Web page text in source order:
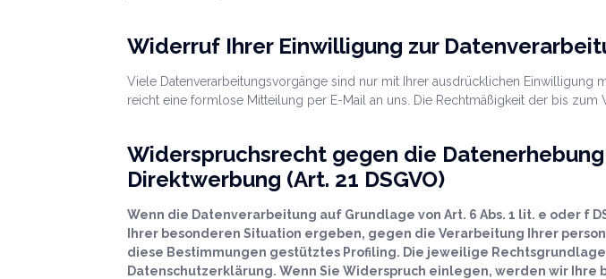
Widerruf Ihrer Einwilligung zur
Viele Datenverarbeitungsvorgänge sind nur mit Ihrer ausdrücklichen
reicht eine formlose Mitteilung per E-Mail an uns. Die Rechtmäßigkeit der bis
Widerspruchsrecht gegen die
Direktwerbung (Art. 21 DSGVO)
Wenn die Datenverarbeitung auf Grundlage von Art. 6 Abs. 1 lit. e oder f
Ihrer besonderen Situation ergeben, gegen die Verarbeitung Ihrer
diese Bestimmungen gestütztes Profiling. Die jeweilige
Datenschutzerklärung. Wenn Sie Widerspruch einlegen, werden wir